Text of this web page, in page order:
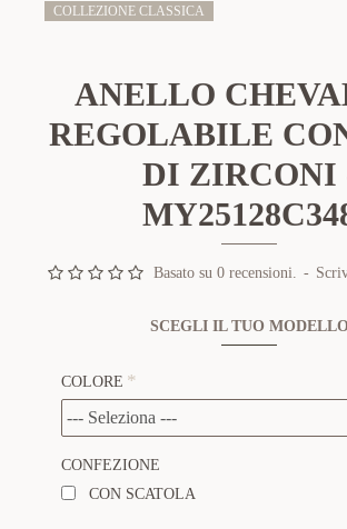
COLLEZIONE CLASSICA
ANELLO
REGOLABILE
DI ZIRCONI
Basato su 0 recensioni. -
SCEGLI IL TUO
COLORE
CONFEZIONE
CON SCATOLA